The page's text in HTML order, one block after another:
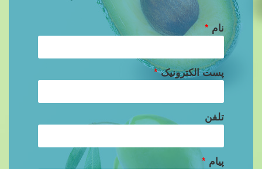
نام *
پست الکترونیک*
تلفن
پیام *